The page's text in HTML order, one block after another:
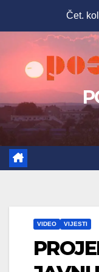
Čet.
VIDEO VIJESTI